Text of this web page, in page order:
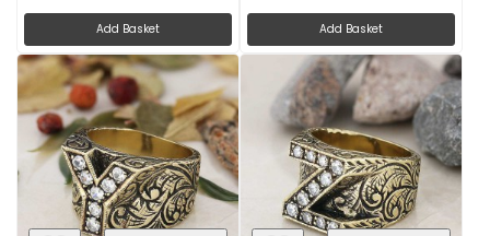
Add Basket Add Basket